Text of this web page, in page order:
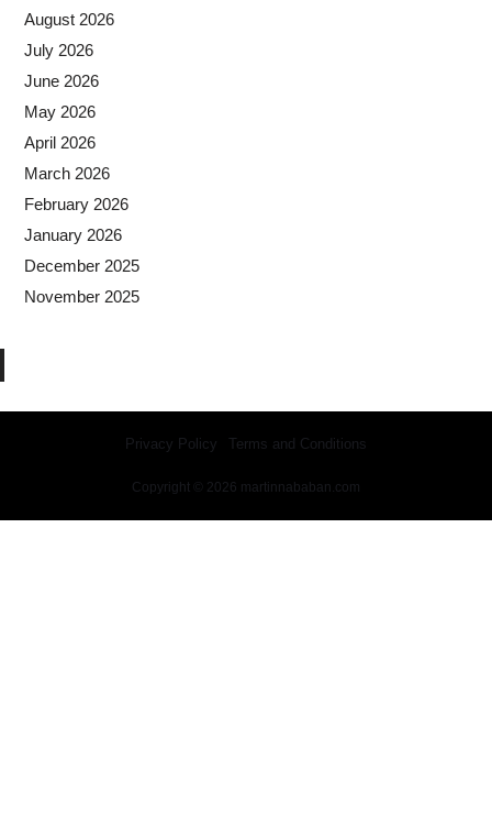
August 2026
July 2026
June 2026
May 2026
April 2026
March 2026
February 2026
January 2026
December 2025
November 2025
Copyright © 2026 martinnababan.com
Privacy Policy Terms and Conditions